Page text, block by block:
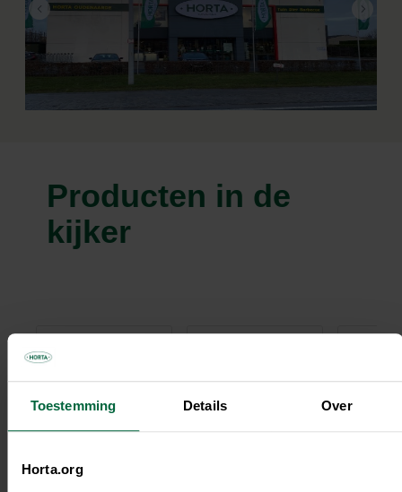
Toestemming Details Over
Horta.org
Producten in de
kijker